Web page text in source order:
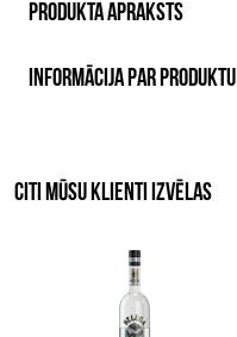
PRODUKTA APRAKSTS
INFORMĀCIJA PAR PRODUKTU
CITI MŪSU KLIENTI IZVĒLAS